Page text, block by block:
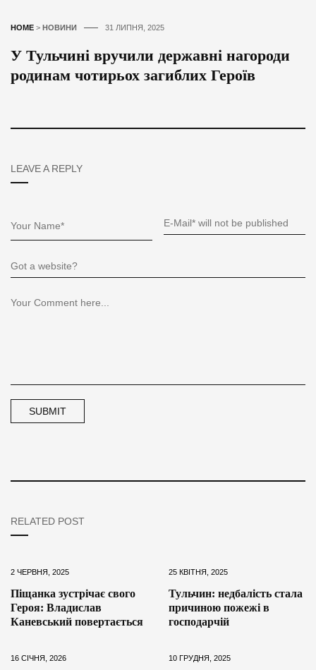
HOME > НОВИНИ 31 ЛИПНЯ, 2025
У Тульчині вручили державні нагороди
родинам чотирьох загиблих Героїв
LEAVE A REPLY
RELATED POST
2 ЧЕРВНЯ, 2025
Піщанка зустрічає свого
Героя: Владислав
Каневський повертається
25 КВІТНЯ, 2025
Тульчин: недбалість стала
причиною пожежі в
господарчій
16 СІЧНЯ, 2026 10 ГРУДНЯ, 2025